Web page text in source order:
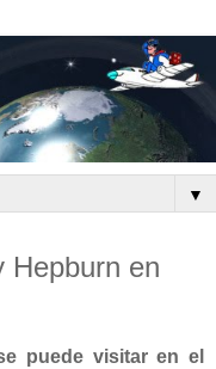
▼
Hepburn en
puede visitar en el